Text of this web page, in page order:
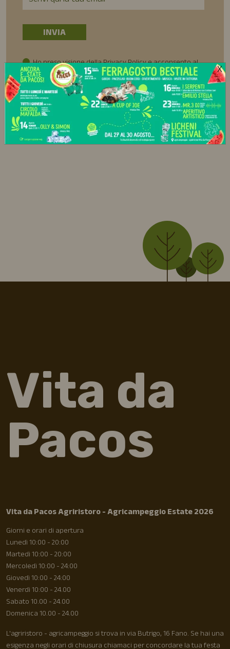
X
Ho preso visione della Privacy Policy e acconsento al
trattamento dei miei dati personali
Vita da
Pacos
Vita da Pacos Agriristoro - Agricampeggio Estate 2026
Giorni e orari di apertura
Lunedì 10:00 - 20:00
Martedì 10:00 - 20:00
Mercoledì 10:00 - 24:00
Giovedì 10:00 - 24:00
Venerdì 10:00 - 24.00
Sabato 10.00 - 24.00
Domenica 10.00 - 24.00
L'agriristoro - agricampeggio si trova in via Butrigo, 16 Fano. Se hai una
esigenza negli orari di chiusura chiamaci per concordare la tua festa